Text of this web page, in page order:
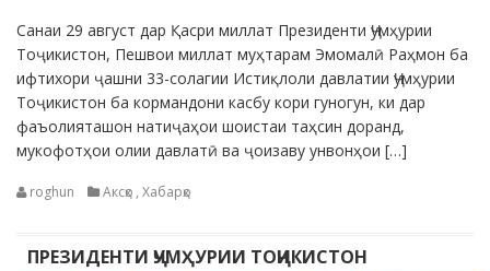
Санаи 29 август дар Қасри миллат Президенти Ҷумҳурии
Тоҷикистон, Пешвои миллат муҳтарам Эмомалӣ Раҳмон ба
ифтихори ҷашни 33-солагии Истиқлоли давлатии Ҷумҳурии
Тоҷикистон ба кормандони касбу кори гуногун, ки дар
фаъолияташон натиҷаҳои шоистаи таҳсин доранд,
мукофотҳои олии давлатӣ ва ҷоизаву унвонҳои […]
roghun Аксҳо , Хабарҳо
ПРЕЗИДЕНТИ ҶУМҲУРИИ ТОҶИКИСТОН